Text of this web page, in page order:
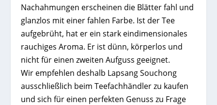
Nachahmungen erscheinen die Blätter fahl und
glanzlos mit einer fahlen Farbe. Ist der Tee
aufgebrüht, hat er ein stark eindimensionales
rauchiges Aroma. Er ist dünn, körperlos und
nicht für einen zweiten Aufguss geeignet.
Wir empfehlen deshalb Lapsang Souchong
ausschließlich beim Teefachhändler zu kaufen
und sich für einen perfekten Genuss zu Frage